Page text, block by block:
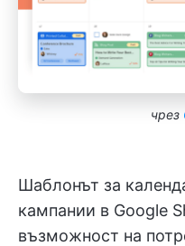
чрез
Шаблонът за
кампании в Google
възможност на